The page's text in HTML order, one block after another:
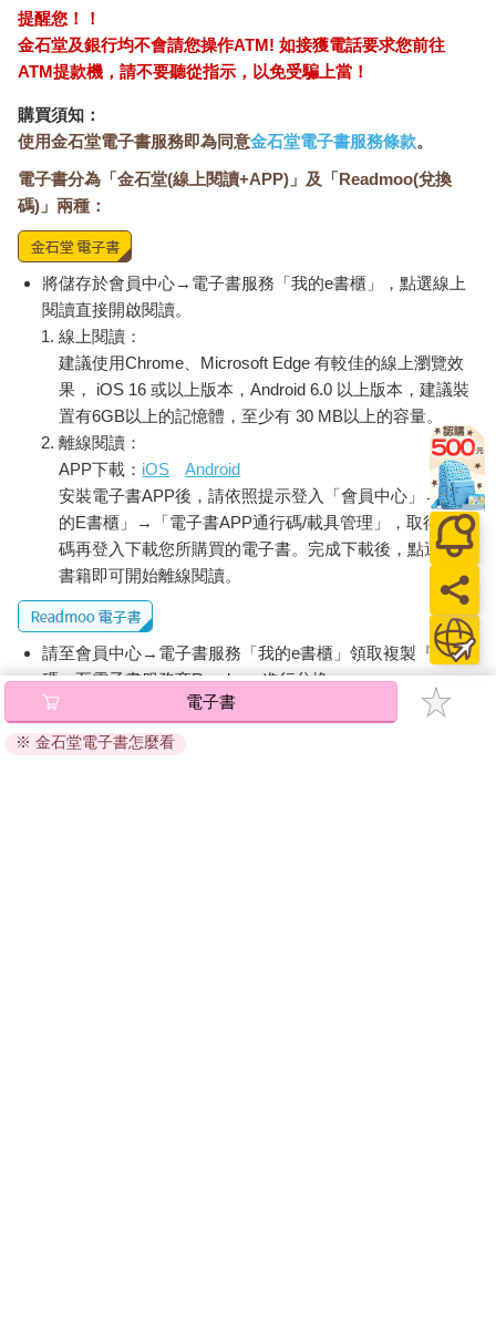
珂璉人當中，地位特別高的是聖職者「娑門」。
而娑門也有上下之分。觀風擁有第二高的地位，但他本人卻一點
也不在乎位階的高低。
至於分布在珂璉之崗山麓的城市與村莊，則住著被稱為「順英之
民」的人們。
珂璉人與順英人無論外表或資質皆有明顯的差異，生活的區域也
區分開來，不過彼此發揮各自的作用，維持這塊土地的平靜。
雖然幾乎看不到酷咕了，觀風仍然站在露臺上。緩和幾分的風吹
動著銀髮。
人時常羨慕鳥兒。
這是因為鳥兒乘風翱翔的模樣，看起來很逍遙自在吧。但是，天
空有時是很嚴苛的環境。天上跟地上不同，就算遭到風雨的襲
擊，也無處可以躲藏。這種事只要想一下就會明白，然而為什麼
人還是想在天上飛呢？觀風實在無法理解。真是愚蠢。說到底，
人類的眼睛沒有瞬膜，持續吹風的話眼球應該會乾燥而感到不
適……想到這裡時，他在雲縫間發現了某樣東西。
然而一轉眼，那道身影就被雲遮住了。
不對，那也未免……太大了。
觀風役使的動物中有一隻大烏鴉，不過那道身影比那隻大烏鴉還
要龐大。由於不清楚距離多遠，故不曉得那道身影實際有多大，
但要說那是鳥又很不合理。
莫非是自己看錯？
又或者那是不屬於這個世界的神鳥？
觀風不禁嘲笑浮現這種想法的自己。神鳥迦樓羅不過是傳說中的
生物。
「觀風大人，您看到了嗎！」
原本在打掃鴿舍的順英少年，啪噠啪噠地輕聲跑了過來。包住頭
臉的白布已經取下，不過少年身上仍沾著幾根柔軟的鴿毛，表情
則顯得有些興奮。
「剛剛迦樓羅飛過了這裡對不對！雖然只出現一瞬間，但我看到
提醒您！！
金石堂及銀行均不會請您操作ATM! 如接獲電話要求您前往
ATM提款機，請不要聽從指示，以免受騙上當！
購買須知：
使用金石堂電子書服務即為同意金石堂電子書服務條款。
電子書分為「金石堂(線上閱讀+APP)」及「Readmoo(兌換
碼)」兩種：
將儲存於會員中心→電子書服務「我的e書櫃」，點選線上
閱讀直接開啟閱讀。
線上閱讀：
建議使用Chrome、Microsoft Edge 有較佳的線上瀏覽效
果， iOS 16 或以上版本，Android 6.0 以上版本，建議裝
置有6GB以上的記憶體，至少有 30 MB以上的容量。
離線閱讀：
APP下載： iOS
Android
安裝電子書APP後，請依照提示登入「會員中心」→「我
的E書櫃」→「電子書APP通行碼/載具管理」，取得通行
碼再登入下載您所購買的電子書。完成下載後，點選任一
書籍即可開始離線閱讀。
請至會員中心→電子書服務「我的e書櫃」領取複製『兌換
碼』至電子書服務商Readmoo進行兌換。
退換貨須知：
因版權保護，您在金石堂所購買的電子書僅能以金石堂專屬
電子書
※ 金石堂電子書怎麼看